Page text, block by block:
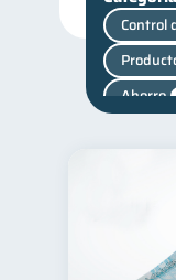
Control
Ahorro